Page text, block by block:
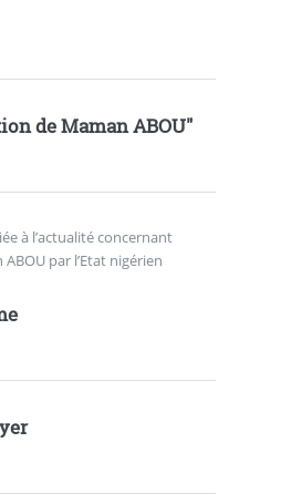
de Maman ABOU"
à l’actualité concernant
par l’Etat nigérien